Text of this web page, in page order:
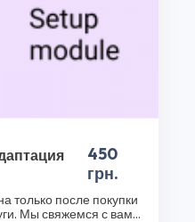
450
грн.
только после покупки
Мы свяжемся с вами